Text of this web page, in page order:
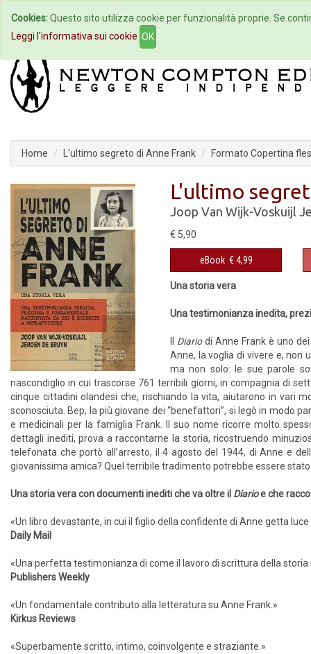
Home Autori Eventi
Home L'ultimo segreto di Anne Frank Formato Copertina
L'ultimo
Joop Van Wijk-Voskuijl
€ 5,90
eBook € 4,99
Una storia vera
Una testimonianza inedita,
Diariodi Anne Frank è uno
Anne, la voglia di vivere e, non
ma non solo: le sue parole
nascondiglio in cui trascorse 761 terribili giorni, in compagnia di
cinque cittadini olandesi che, rischiando la vita, aiutarono in vari
sconosciuta. Bep, la più giovane dei “benefattori”, si legò in modo
e medicinali per la famiglia Frank. Il suo nome ricorre molto
dettagli inediti, prova a raccontarne la storia, ricostruendo
telefonata che portò all’arresto, il 4 agosto del 1944, di Anne e
giovanissima amica? Quel terribile tradimento potrebbe essere
Una storia vera con documenti inediti che va oltre il Diarioe che
«Un libro devastante, in cui il figlio della confidente di Anne getta
Daily Mail
«Una perfetta testimonianza di come il lavoro di scrittura della storia
Publishers Weekly
«Un fondamentale contributo alla letteratura su Anne Frank.»
Kirkus Reviews
«Superbamente scritto, intimo, coinvolgente e straziante.»
Cookies:Questo sito utilizza cookie per funzionalità proprie. Se
Leggi l'informativa sui cookie OK